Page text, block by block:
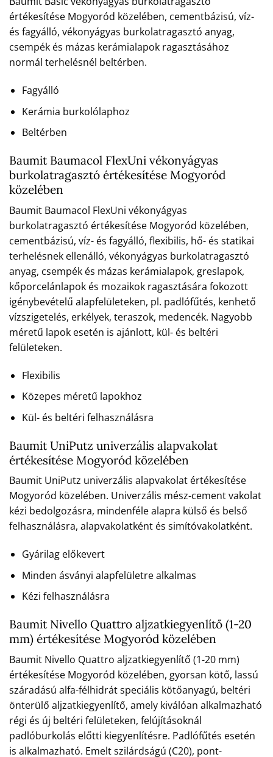
értékesítése Mogyoród közelében, cementbázisú, víz-
és fagyálló, vékonyágyas burkolatragasztó anyag,
csempék és mázas kerámialapok ragasztásához
normál terhelésnél beltérben.
Fagyálló
Kerámia burkolólaphoz
Beltérben
Baumit Baumacol FlexUni vékonyágyas
burkolatragasztó értékesítése Mogyoród
közelében
Baumit Baumacol FlexUni vékonyágyas
burkolatragasztó értékesítése Mogyoród közelében,
cementbázisú, víz- és fagyálló, flexibilis, hő- és statikai
terhelésnek ellenálló, vékonyágyas burkolatragasztó
anyag, csempék és mázas kerámialapok, greslapok,
kőporcelánlapok és mozaikok ragasztására fokozott
igénybevételű alapfelületeken, pl. padlófűtés, kenhető
vízszigetelés, erkélyek, teraszok, medencék. Nagyobb
méretű lapok esetén is ajánlott, kül- és beltéri
felületeken.
Flexibilis
Közepes méretű lapokhoz
Kül- és beltéri felhasználásra
Baumit UniPutz univerzális alapvakolat
értékesítése Mogyoród közelében
Baumit UniPutz univerzális alapvakolat értékesítése
Mogyoród közelében. Univerzális mész-cement vakolat
kézi bedolgozásra, mindenféle alapra külső és belső
felhasználásra, alapvakolatként és simítóvakolatként.
Gyárilag előkevert
Minden ásványi alapfelületre alkalmas
Kézi felhasználásra
Baumit Nivello Quattro aljzatkiegyenlítő (1-20
mm) értékesítése Mogyoród közelében
Baumit Nivello Quattro aljzatkiegyenlítő (1-20 mm)
értékesítése Mogyoród közelében, gyorsan kötő, lassú
száradású alfa-félhidrát speciális kötőanyagú, beltéri
önterülő aljzatkiegyenlítő, amely kiválóan alkalmazható
régi és új beltéri felületeken, felújításoknál
padlóburkolás előtti kiegyenlítésre. Padlófűtés esetén
is alkalmazható. Emelt szilárdságú (C20), pont-